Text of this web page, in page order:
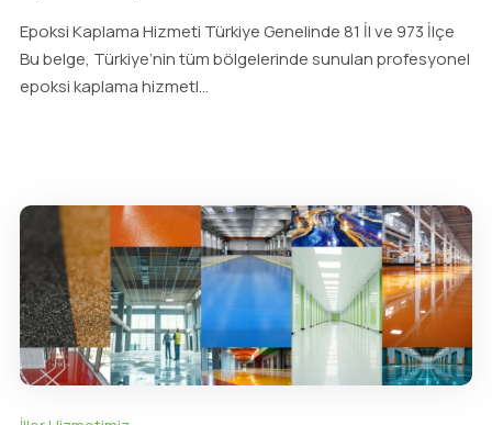
Epoksi Kaplama Hizmeti Türkiye Genelinde 81 İl ve 973 İlçe
Bu belge, Türkiye’nin tüm bölgelerinde sunulan profesyonel
epoksi kaplama hizmetl...